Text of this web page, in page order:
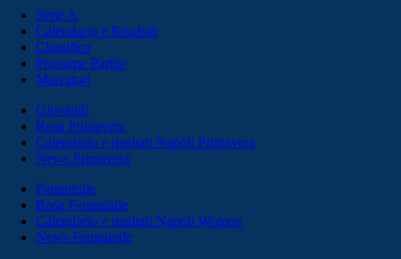
Serie A
Calendario e Risultati
Classifica
Prossime Partite
Marcatori
Giovanili
Rosa Primavera
Calendario e risultati Napoli Primavera
News Primavera
Femminile
Rosa Femminile
Calendario e risultati Napoli Women
News Femminile